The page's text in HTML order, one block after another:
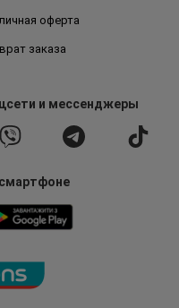
оферта
заказа
и мессенджеры